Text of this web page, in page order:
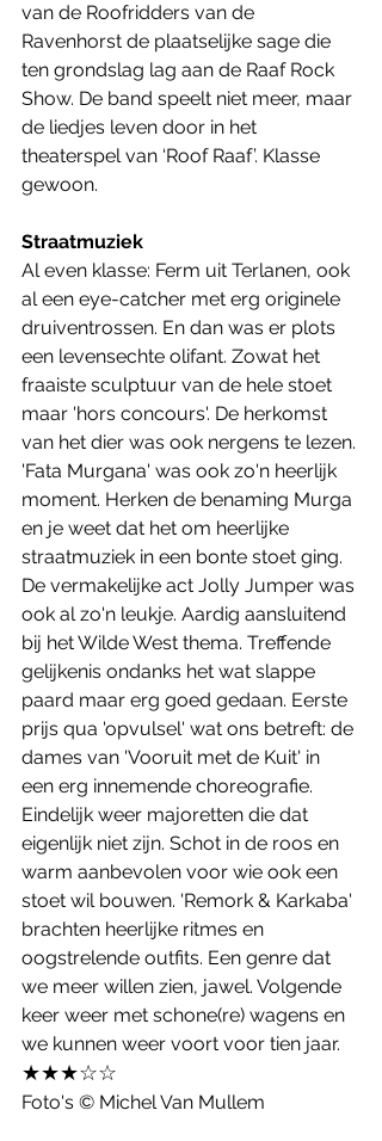
van de Roofridders van de
Ravenhorst de plaatselijke sage die
ten grondslag lag aan de Raaf Rock
Show. De band speelt niet meer, maar
de liedjes leven door in het
theaterspel van ‘Roof Raaf’. Klasse
gewoon.
Straatmuziek
Al even klasse: Ferm uit Terlanen, ook
al een eye-catcher met erg originele
druiventrossen. En dan was er plots
een levensechte olifant. Zowat het
fraaiste sculptuur van de hele stoet
maar 'hors concours'. De herkomst
van het dier was ook nergens te lezen.
'Fata Murgana' was ook zo'n heerlijk
moment. Herken de benaming Murga
en je weet dat het om heerlijke
straatmuziek in een bonte stoet ging.
De vermakelijke act Jolly Jumper was
ook al zo'n leukje. Aardig aansluitend
bij het Wilde West thema. Treffende
gelijkenis ondanks het wat slappe
paard maar erg goed gedaan. Eerste
prijs qua 'opvulsel' wat ons betreft: de
dames van 'Vooruit met de Kuit' in
een erg innemende choreografie.
Eindelijk weer majoretten die dat
eigenlijk niet zijn. Schot in de roos en
warm aanbevolen voor wie ook een
stoet wil bouwen. 'Remork & Karkaba'
brachten heerlijke ritmes en
oogstrelende outfits. Een genre dat
we meer willen zien, jawel. Volgende
keer weer met schone(re) wagens en
we kunnen weer voort voor tien jaar.
★★★☆☆
Foto's © Michel Van Mullem